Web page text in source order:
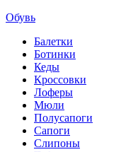
Обувь
Балетки
Ботинки
Кеды
Кроссовки
Лоферы
Мюли
Полусапоги
Сапоги
Слипоны